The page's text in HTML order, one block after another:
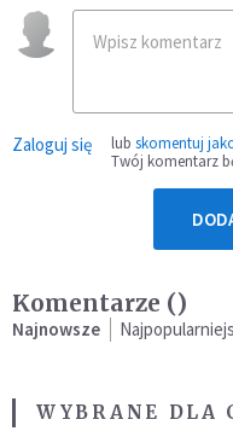
Zaloguj się lub skomentuj
Twój komentarz
Komentarze ()
Najnowsze
WYBRANE DLA